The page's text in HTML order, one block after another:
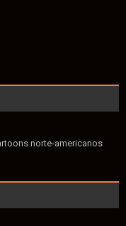
norte-americanos